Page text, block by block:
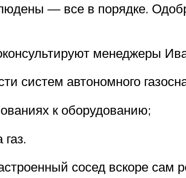
— все в порядке.
менеджеры
систем автономного
к оборудованию;
сосед вскоре сам